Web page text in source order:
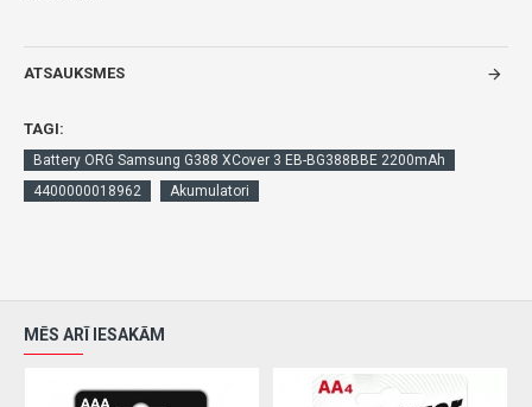
ATSAUKSMES
TAGI:
Battery ORG Samsung G388 XCover 3 EB-BG388BBE 2200mAh
4400000018962
Akumulatori
MĒS ARĪ IESAKĀM